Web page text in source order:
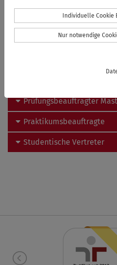
Individuelle Cookie
Nur notwendige
Fachsprecher
Prüfungsbeauftragter
Praktikumsbeauftragte
Studentische Vertreter